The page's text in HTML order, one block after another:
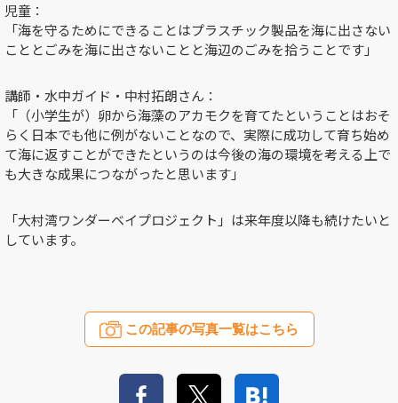
児童：
「海を守るためにできることはプラスチック製品を海に出さない
こととごみを海に出さないことと海辺のごみを拾うことです」
講師・水中ガイド・中村拓朗さん：
「（小学生が）卵から海藻のアカモクを育てたということはおそ
らく日本でも他に例がないことなので、実際に成功して育ち始め
て海に返すことができたというのは今後の海の環境を考える上で
も大きな成果につながったと思います」
「大村湾ワンダーベイプロジェクト」は来年度以降も続けたいと
しています。
この記事の写真一覧はこちら